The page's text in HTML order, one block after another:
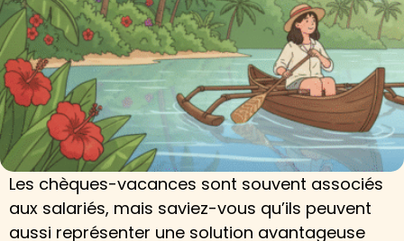
Les chèques-vacances sont souvent associés
aux salariés, mais saviez-vous qu’ils peuvent
aussi représenter une solution avantageuse